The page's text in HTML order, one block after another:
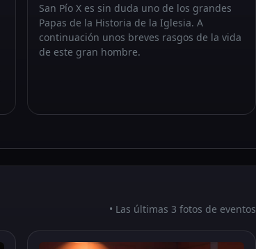
San Pío X es sin duda uno de los grandes
Papas de la Historia de la Iglesia. A
continuación unos breves rasgos de la vida
de este gran hombre.
• Las últimas 3 fotos de eventos